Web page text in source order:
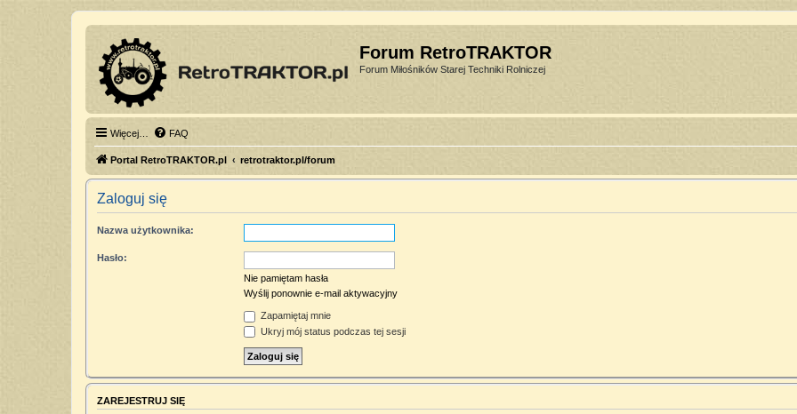
Forum RetroTRAKTOR
Forum Miłośników Starej Techniki Rolniczej
Więcej… FAQ
Portal RetroTRAKTOR.pl retrotraktor.pl/forum
Zaloguj się
Nazwa użytkownika:
Hasło:
Nie pamiętam hasła
Wyślij ponownie e-mail aktywacyjny
Zapamiętaj mnie
Ukryj mój status podczas tej sesji
ZAREJESTRUJ SIĘ